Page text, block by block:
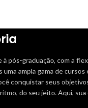
pós-graduação, com a
ampla gama de cursos
conquistar seus
do seu jeito. Aqui,